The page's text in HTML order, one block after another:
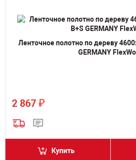
Ленточное полотно по дереву
GERMANY
2 867 ₽
Купить